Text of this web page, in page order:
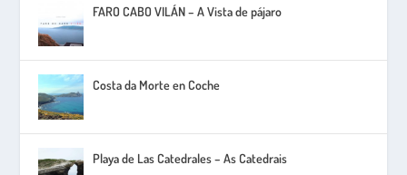
FARO CABO VILÁN – A Vista de pájaro
Costa da Morte en Coche
Playa de Las Catedrales – As Catedrais